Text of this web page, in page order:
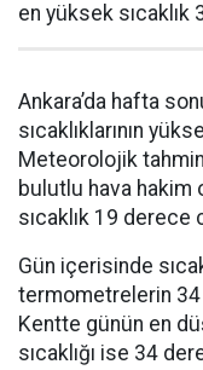
en yüksek
Ankara’da hafta
sıcaklıklarının
Meteorolojik
bulutlu hava hakim
sıcaklık 19 derece
Gün içerisinde
termometrelerin
Kentte günün en
sıcaklığı ise 34